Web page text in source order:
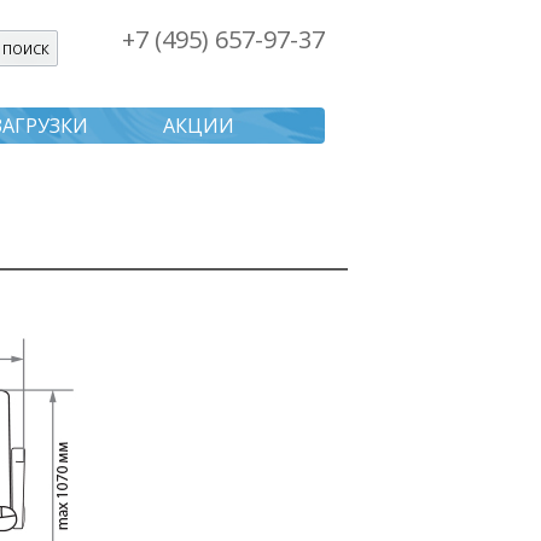
+7 (495) 657-97-37
АКЦИИ